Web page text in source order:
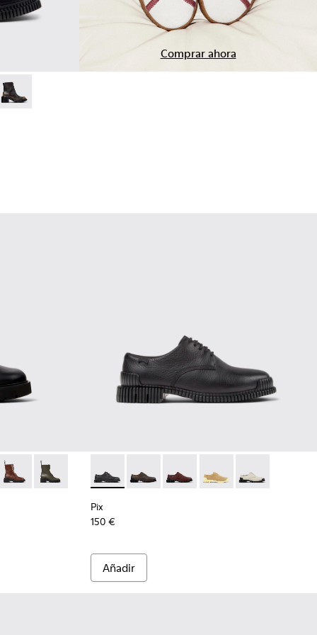
003 002
de piel negros para mujer.
006 005
- K400804-004
Pix London - K400804-002
Comprar ahora
para mujer.
002
negros de piel para mujer.
010 008
Milah - K400776-007
Milah - K400776-002Pix - K201851-001 - Zapatos de piel negros
Pix - K201851-011
Pix - K201851-010
Pix - K201851-007
Pix - K201851-
Pix
150 €
Añadir